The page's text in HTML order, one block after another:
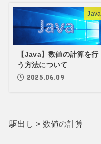
Java
【Java】数値の計算を行
う方法について
2025.06.09
駆出し > 数値の計算